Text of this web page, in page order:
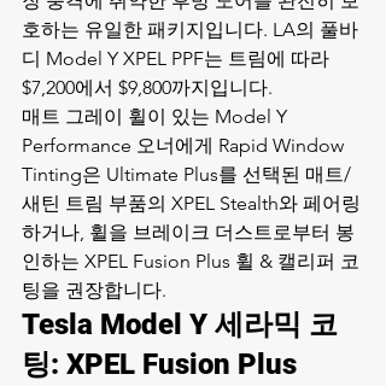
호하는 유일한 패키지입니다. LA의 풀바
디 Model Y XPEL PPF는 트림에 따라
$7,200에서 $9,800까지입니다.
매트 그레이 휠이 있는 Model Y
Performance 오너에게 Rapid Window
Tinting은 Ultimate Plus를 선택된 매트/
새틴 트림 부품의 XPEL Stealth와 페어링
하거나, 휠을 브레이크 더스트로부터 봉
인하는 XPEL Fusion Plus 휠 & 캘리퍼 코
팅을 권장합니다.
Tesla Model Y 세라믹 코
팅: XPEL Fusion Plus